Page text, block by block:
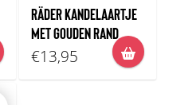
RÄDER KANDELAARTJE
MET GOUDEN RAND
€13,95